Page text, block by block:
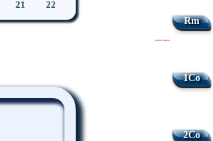
21 22
Rm
1Co
2Co